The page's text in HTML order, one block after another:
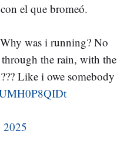
el que bromeó.
was i running? No
the rain, with the
Like i owe somebody